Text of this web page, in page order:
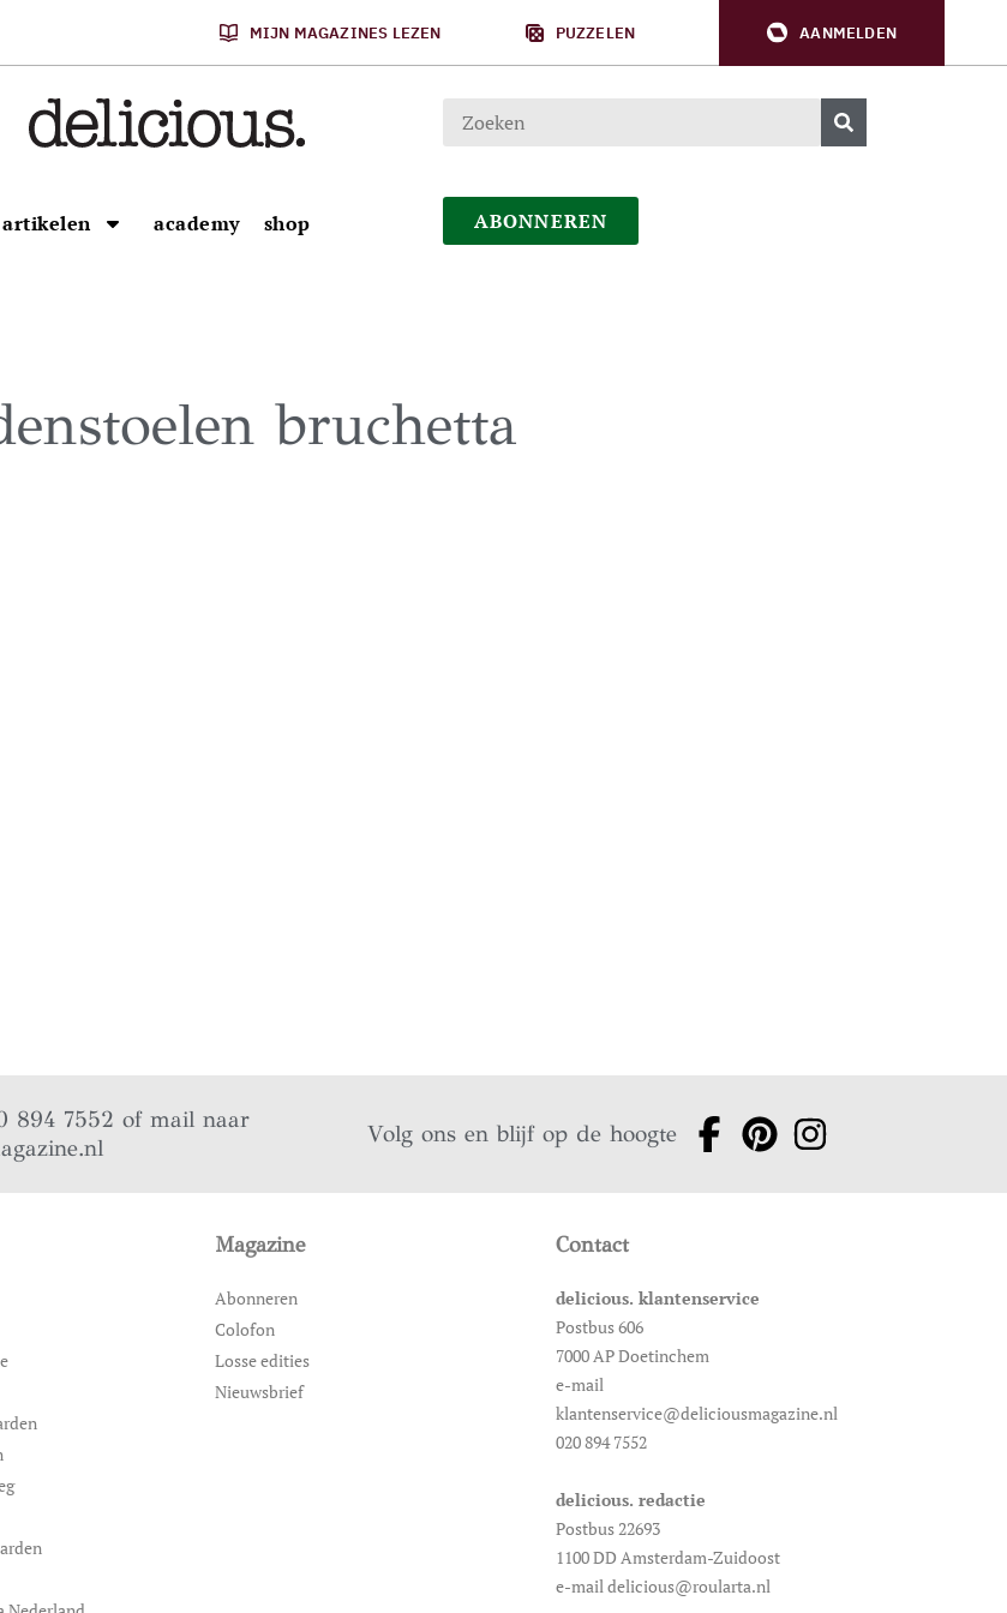
MIJN MAGAZINES LEZEN PUZZELEN AANMELDEN
artikelen academy shop ABONNEREN
bruchetta
894 7552 of mail naar
Volg ons en blijf op de hoogte
Magazine
Abonneren
Colofon
Losse edities
Nieuwsbrief
Contact
delicious. klantenservice
Postbus 606
7000 AP Doetinchem
e-mail
klantenservice@deliciousmagazine.nl
020 894 7552
delicious. redactie
Postbus 22693
1100 DD Amsterdam-Zuidoost
e-mail delicious@roularta.nl